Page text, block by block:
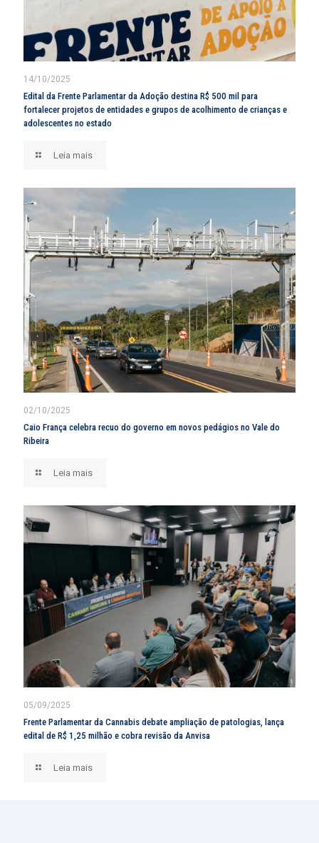
14/10/2025
Edital da Frente Parlamentar da Adoção destina R$ 500 mil para
fortalecer projetos de entidades e grupos de acolhimento de crianças e
adolescentes no estado
Leia mais
02/10/2025
Caio França celebra recuo do governo em novos pedágios no Vale do
Ribeira
Leia mais
05/09/2025
Frente Parlamentar da Cannabis debate ampliação de patologias, lança
edital de R$ 1,25 milhão e cobra revisão da Anvisa
Leia mais